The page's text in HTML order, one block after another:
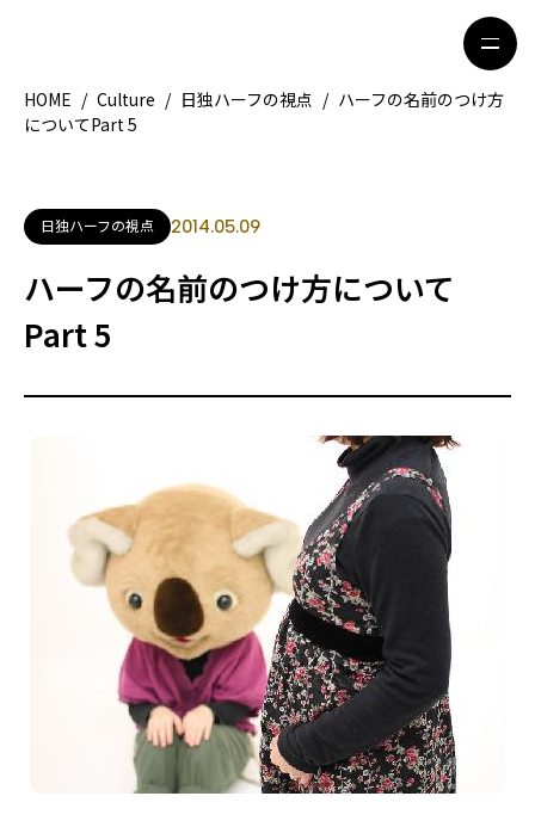
地域別ガイド
観光ガイド
留学＆キャリア
ライフスタイル
HOME / Culture / 日独ハーフの視点 / ハーフの名前のつけ方
についてPart 5
日独ハーフの視点 2014.05.09
ハーフの名前のつけ方について
Part 5